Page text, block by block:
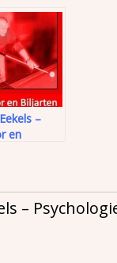
–
en
–